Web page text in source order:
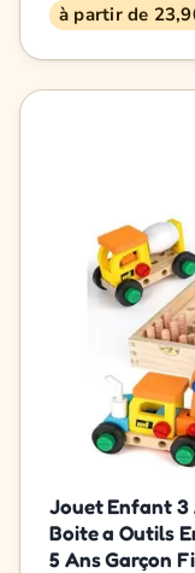
à partir de
Jouet Enfant 3
Boite a Outils
5 Ans Garçon